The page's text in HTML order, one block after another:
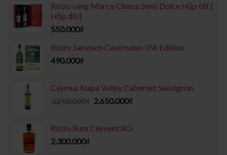
Rượu vang Marco Chiesa Semi Dolce Hộp tết [
Hộp đôi]
550.000₫
Rượu Jameson Caskmates IPA Edition
490.000₫
Caymus Napa Valley Cabernet Sauvignon
3.250.000₫ 2.650.000₫
Rượu Rum Clément XO
2.300.000₫